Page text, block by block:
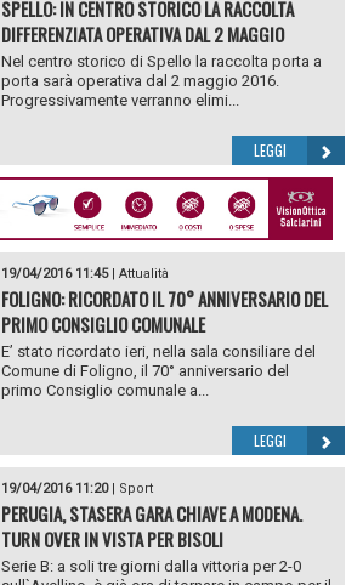
SPELLO: IN CENTRO STORICO LA RACCOLTA
DIFFERENZIATA OPERATIVA DAL 2 MAGGIO
Nel centro storico di Spello la raccolta porta a
porta sarà operativa dal 2 maggio 2016.
Progressivamente verranno elimi...
LEGGI
19/04/2016 11:45| Attualità
FOLIGNO: RICORDATO IL 70° ANNIVERSARIO DEL
PRIMO CONSIGLIO COMUNALE
E’ stato ricordato ieri, nella sala consiliare del
Comune di Foligno, il 70° anniversario del
primo Consiglio comunale a...
LEGGI
19/04/2016 11:20| Sport
PERUGIA, STASERA GARA CHIAVE A MODENA.
TURN OVER IN VISTA PER BISOLI
Serie B: a soli tre giorni dalla vittoria per 2-0